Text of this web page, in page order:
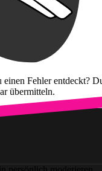
einen Fehler entdeckt?
übermitteln.